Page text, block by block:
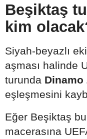
Beşiktaş
kim
Siyah-beyazlı
aşması halinde
turunda Dinamo
eşleşmesini
Eğer Beşiktaş
macerasına